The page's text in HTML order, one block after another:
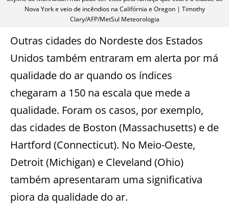
Nova York e veio de incêndios na Califórnia e Oregon | Timothy
Clary/AFP/MetSul Meteorologia
Outras cidades do Nordeste dos Estados
Unidos também entraram em alerta por má
qualidade do ar quando os índices
chegaram a 150 na escala que mede a
qualidade. Foram os casos, por exemplo,
das cidades de Boston (Massachusetts) e de
Hartford (Connecticut). No Meio-Oeste,
Detroit (Michigan) e Cleveland (Ohio)
também apresentaram uma significativa
piora da qualidade do ar.